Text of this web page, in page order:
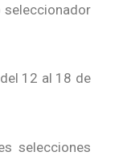
seleccionador
12 al 18 de
selecciones